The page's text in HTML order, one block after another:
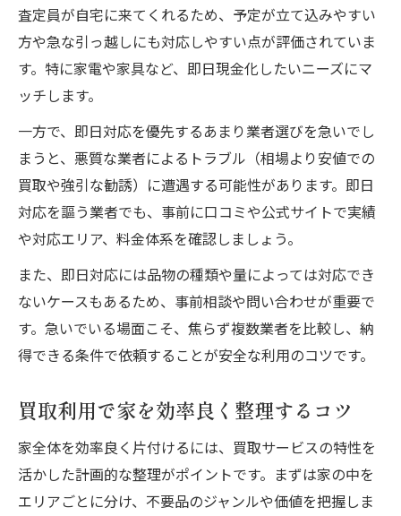
査定員が自宅に来てくれるため、予定が立て込みやすい
方や急な引っ越しにも対応しやすい点が評価されていま
す。特に家電や家具など、即日現金化したいニーズにマ
ッチします。
一方で、即日対応を優先するあまり業者選びを急いでし
まうと、悪質な業者によるトラブル（相場より安値での
買取や強引な勧誘）に遭遇する可能性があります。即日
対応を謳う業者でも、事前に口コミや公式サイトで実績
や対応エリア、料金体系を確認しましょう。
また、即日対応には品物の種類や量によっては対応でき
ないケースもあるため、事前相談や問い合わせが重要で
す。急いでいる場面こそ、焦らず複数業者を比較し、納
得できる条件で依頼することが安全な利用のコツです。
買取利用で家を効率良く整理するコツ
家全体を効率良く片付けるには、買取サービスの特性を
活かした計画的な整理がポイントです。まずは家の中を
エリアごとに分け、不要品のジャンルや価値を把握しま